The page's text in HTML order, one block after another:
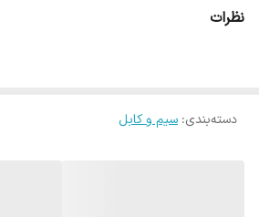
کارتخوان و دستگاه پوز
نظرات
دسته‌بندی: سیم و کابل